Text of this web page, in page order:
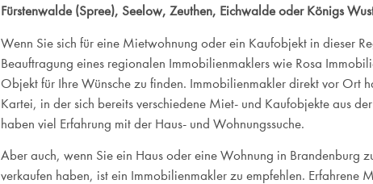
Fürstenwalde (Spree), Seelow, Zeuthen, Eichwalde oder Königs
Wenn Sie sich für eine Mietwohnung oder ein Kaufobjekt in dieser
Beauftragung eines regionalen Immobilienmaklers wie Rosa
Objekt für Ihre Wünsche zu finden. Immobilienmakler direkt vor Ort
Kartei, in der sich bereits verschiedene Miet- und Kaufobjekte aus
haben viel Erfahrung mit der Haus- und Wohnungssuche.
Aber auch, wenn Sie ein Haus oder eine Wohnung in Brandenburg
verkaufen haben, ist ein Immobilienmakler zu empfehlen. Erfahrene